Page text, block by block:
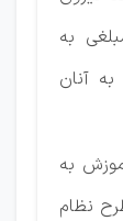
به
آنان
به
نظام